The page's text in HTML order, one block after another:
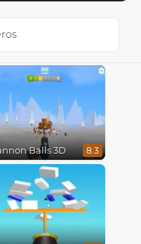
Balls 3D 8.3